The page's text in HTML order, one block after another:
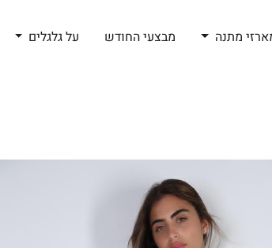
מתנה מבצעי החודש על גלגלים